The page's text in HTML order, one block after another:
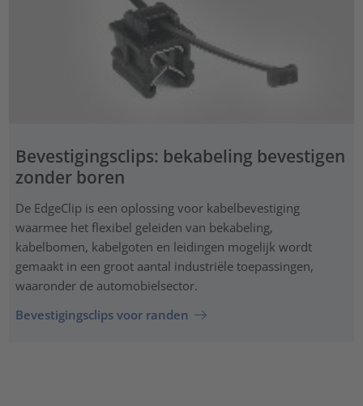
Bevestigingsclips: bekabeling bevestigen
zonder boren
De EdgeClip is een oplossing voor kabelbevestiging
waarmee het flexibel geleiden van bekabeling,
kabelbomen, kabelgoten en leidingen mogelijk wordt
gemaakt in een groot aantal industriële toepassingen,
waaronder de automobielsector.
Bevestigingsclips voor randen